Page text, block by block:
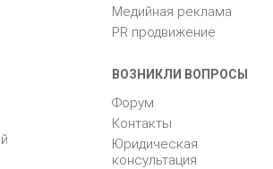
Медийная реклама
PR продвижение
ВОЗНИКЛИ ВОПРОСЫ
Форум
Контакты
Юридическая
консультация